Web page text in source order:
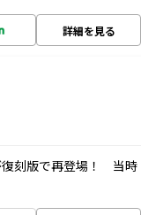
詳細を見る
復刻版で再登場！ 当時